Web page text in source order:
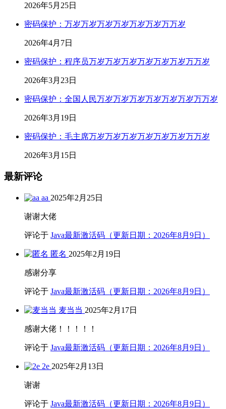
2026年5月25日
密码保护：万岁万岁万岁万岁万岁万岁万万岁
2026年4月7日
密码保护：程序员万岁万岁万岁万岁万岁万岁万万岁
2026年3月23日
密码保护：全国人民万岁万岁万岁万岁万岁万岁万万岁
2026年3月19日
密码保护：毛主席万岁万岁万岁万岁万岁万岁万万岁
2026年3月15日
最新评论
aa 2025年2月25日
谢谢大佬
评论于 Java最新激活码（更新日期：2026年8月9日）
匿名 2025年2月19日
感谢分享
评论于 Java最新激活码（更新日期：2026年8月9日）
麦当当 2025年2月17日
感谢大佬！！！！！
评论于 Java最新激活码（更新日期：2026年8月9日）
2e 2025年2月13日
谢谢
评论于 Java最新激活码（更新日期：2026年8月9日）